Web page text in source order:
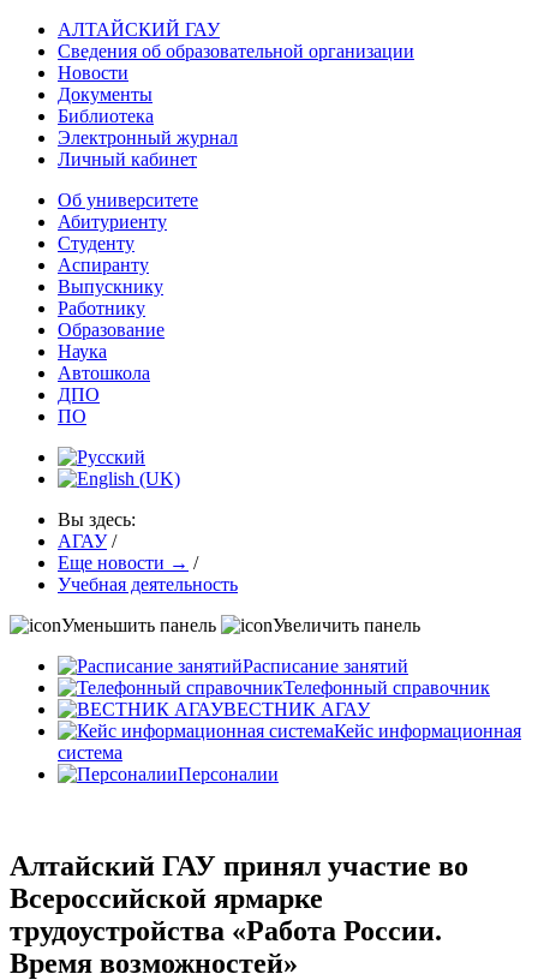
АЛТАЙСКИЙ ГАУ
Сведения об образовательной организации
Новости
Документы
Библиотека
Электронный журнал
Личный кабинет
Об университете
Абитуриенту
Студенту
Аспиранту
Выпускнику
Работнику
Образование
Наука
Автошкола
ДПО
ПО
Вы здесь:
АГАУ /
Еще новости → /
Учебная деятельность
Уменьшить панель
Увеличить панель
Расписание занятий
Телефонный справочник
ВЕСТНИК АГАУ
Кейс информационная
система
Персоналии
Алтайский ГАУ принял участие во
Всероссийской ярмарке
трудоустройства «Работа России.
Время возможностей»